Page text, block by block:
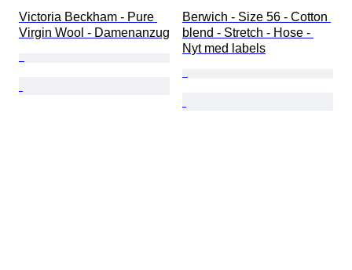
Victoria Beckham - Pure
Virgin Wool - Damenanzug
Berwich - Size 56 - Cotton
blend - Stretch - Hose -
Nyt med labels